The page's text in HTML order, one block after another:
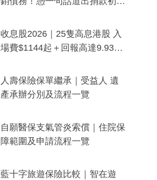
一度被誤當詐騙手段
收息股2026｜25隻高息港股 入
場費$1144起＋回報高達9.93
人壽保險保單繼承｜受益人 遺
產承辦分別及流程一覽
自願醫保支氣管炎索償｜住院保
障範圍及申請流程一覽
藍十字旅遊保險比較｜智在遊